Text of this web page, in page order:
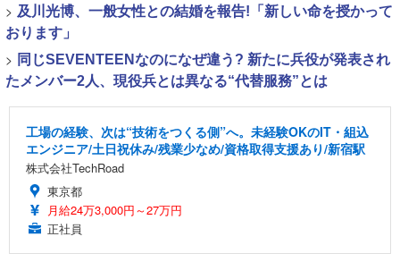
> 及川光博、一般女性との結婚を報告!「新しい命を授かって
おります」
> 同じSEVENTEENなのになぜ違う? 新たに兵役が発表され
たメンバー2人、現役兵とは異なる“代替服務”とは
工場の経験、次は“技術をつくる側”へ。未経験OKのIT・組込
エンジニア/土日祝休み/残業少なめ/資格取得支援あり/新宿駅
株式会社TechRoad
東京都
月給24万3,000円～27万円
正社員